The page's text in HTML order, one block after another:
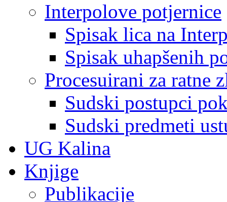
Interpolove potjernice
Spisak lica na
Spisak uhapšenih
Procesuirani za ratne
Sudski postupci
Sudski predmeti
UG Kalina
Knjige
Publikacije